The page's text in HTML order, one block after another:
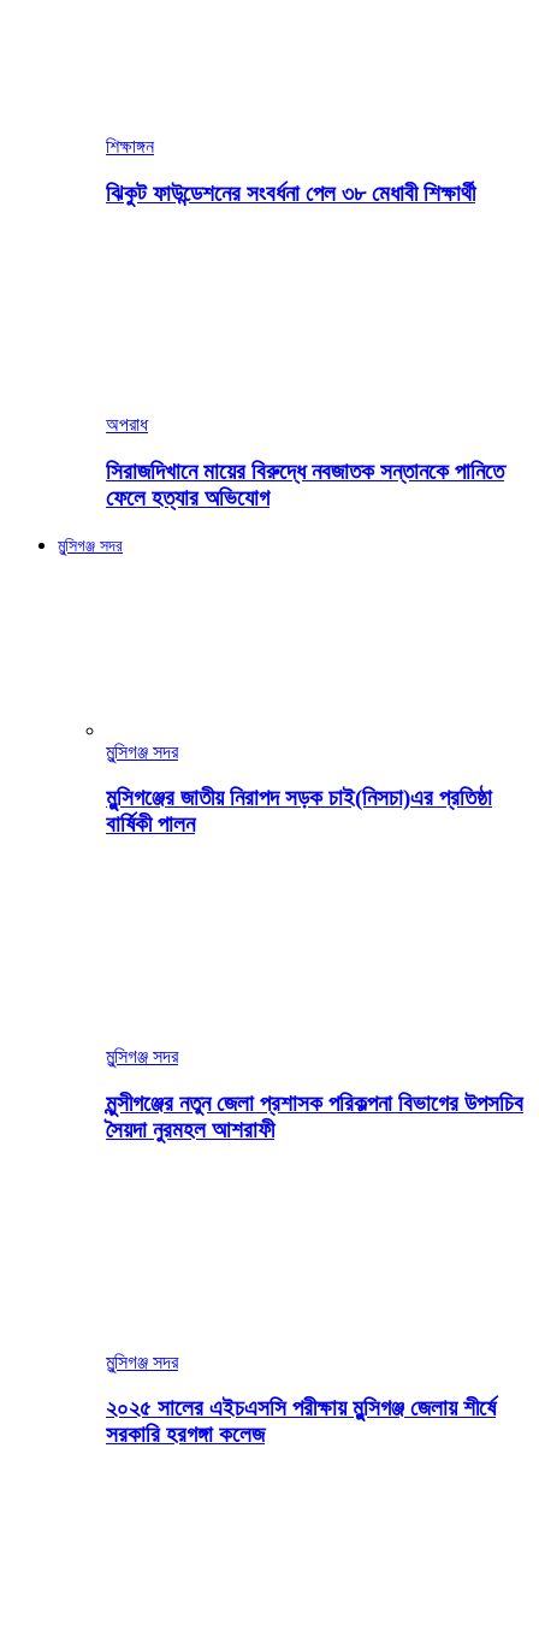
শিক্ষাঙ্গন
ঝিকুট ফাউন্ডেশনের সংবর্ধনা পেল ৩৮ মেধাবী শিক্ষার্থী
অপরাধ
সিরাজদিখানে মায়ের বিরুদ্ধে নবজাতক সন্তানকে পানিতে
ফেলে হত্যার অভিযোগ
মুন্সিগঞ্জ সদর
মুন্সিগঞ্জ সদর
মুন্সিগঞ্জের জাতীয় নিরাপদ সড়ক চাই(নিসচা)এর প্রতিষ্ঠা
বার্ষিকী পালন
মুন্সিগঞ্জ সদর
মুন্সীগঞ্জের নতুন জেলা প্রশাসক পরিকল্পনা বিভাগের উপসচিব
সৈয়দা নুরমহল আশরাফী
মুন্সিগঞ্জ সদর
২০২৫ সালের এইচএসসি পরীক্ষায় মুন্সিগঞ্জ জেলায় শীর্ষে
সরকারি হরগঙ্গা কলেজ